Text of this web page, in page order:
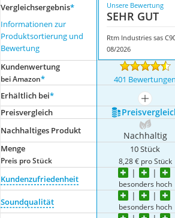
Vergleichsergebnis*
Informationen zur
Produktsortierung und
Bewertung
Unsere Bewertung
SEHR GUT
Rtm Industries sas
08/2026
Kundenwertung
bei Amazon* 401 Bewertungen
Erhältlich bei*
mehr
Preis­vergleich
Nachhaltiges Produkt Nachhaltig
Menge
Preis pro Stück
10 Stück
8,28 € pro Stück
Kundenzufriedenheit besonders hoch
Soundqualität besonders hoch